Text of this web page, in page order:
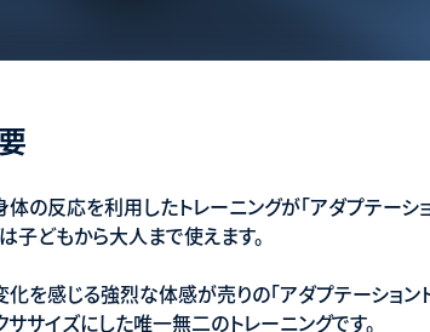
の反応を利用したトレーニングが「アダプテーショ
子どもから大人まで使えます。
を感じる強烈な体感が売りの「アダプテーション
サイズにした唯一無二のトレーニングです。